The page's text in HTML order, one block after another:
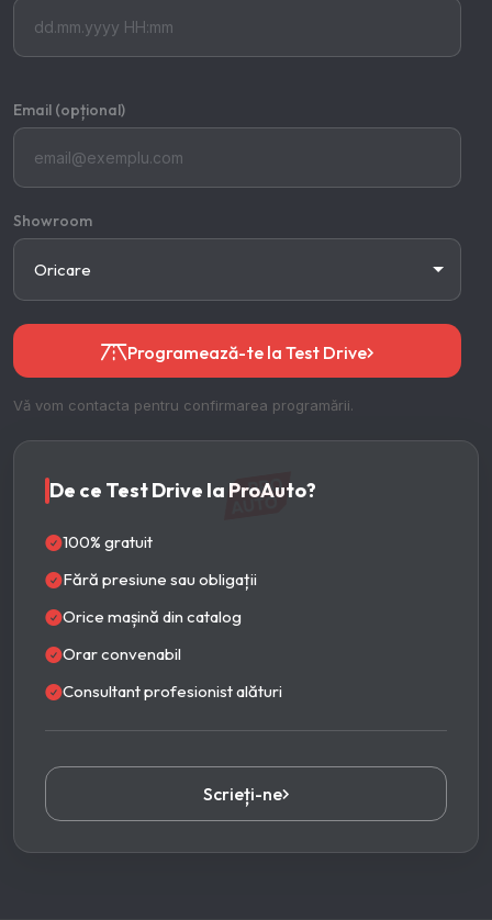
Email (opțional)
Showroom
Programează-te la Test Drive
Vă vom contacta pentru confirmarea programării.
De ce Test Drive la ProAuto?
100% gratuit
Fără presiune sau obligații
Orice mașină din catalog
Orar convenabil
Consultant profesionist alături
Scrieți-ne